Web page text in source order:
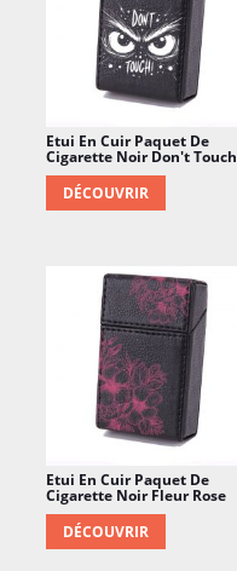
Etui En Cuir Paquet De
Cigarette Noir Don't Touch
DÉCOUVRIR
Etui En Cuir Paquet De
Cigarette Noir Fleur Rose
DÉCOUVRIR